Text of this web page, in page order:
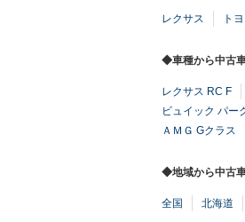
レクサス ト
◆車種から中古
レクサス RC F
ビュイック パー
ＡＭＧ Gクラス
◆地域から中古
全国 北海道